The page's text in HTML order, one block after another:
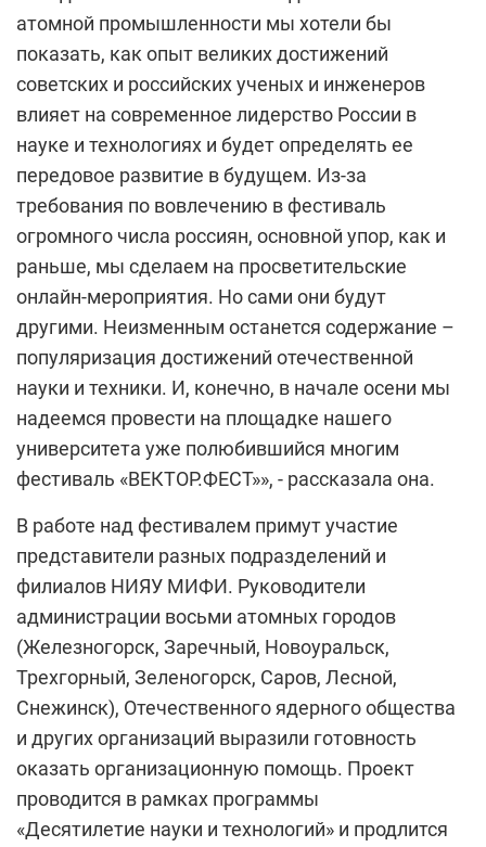
атомной промышленности мы хотели бы
показать, как опыт великих достижений
советских и российских ученых и инженеров
влияет на современное лидерство России в
науке и технологиях и будет определять ее
передовое развитие в будущем. Из-за
требования по вовлечению в фестиваль
огромного числа россиян, основной упор, как и
раньше, мы сделаем на просветительские
онлайн-мероприятия. Но сами они будут
другими. Неизменным останется содержание –
популяризация достижений отечественной
науки и техники. И, конечно, в начале осени мы
надеемся провести на площадке нашего
университета уже полюбившийся многим
фестиваль «ВЕКТОР.ФЕСТ»», - рассказала она.
В работе над фестивалем примут участие
представители разных подразделений и
филиалов НИЯУ МИФИ. Руководители
администрации восьми атомных городов
(Железногорск, Заречный, Новоуральск,
Трехгорный, Зеленогорск, Саров, Лесной,
Снежинск), Отечественного ядерного общества
и других организаций выразили готовность
оказать организационную помощь. Проект
проводится в рамках программы
«Десятилетие науки и технологий» и продлится